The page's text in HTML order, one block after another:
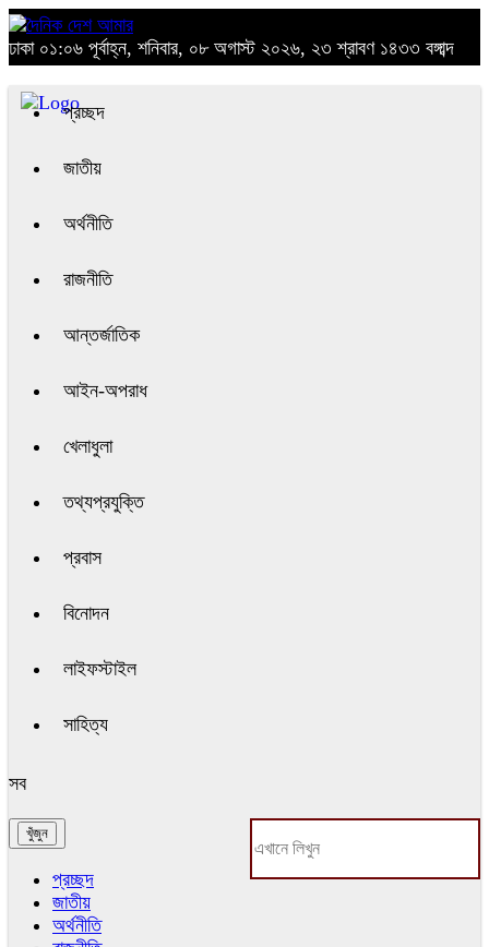
ঢাকা ০১:০৬ পূর্বাহ্ন, শনিবার, ০৮ অগাস্ট ২০২৬, ২৩ শ্রাবণ ১৪৩৩ বঙ্গাব্দ
প্রচ্ছদ
জাতীয়
অর্থনীতি
রাজনীতি
আন্তর্জাতিক
আইন-অপরাধ
খেলাধুলা
তথ্যপ্রযুক্তি
প্রবাস
বিনোদন
লাইফস্টাইল
সাহিত্য
সব
প্রচ্ছদ
জাতীয়
অর্থনীতি